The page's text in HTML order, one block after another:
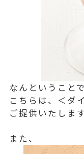
なんということ
こちらは、＜ダ
ご提供いたします
また、